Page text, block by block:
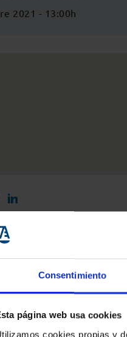
Consentimiento
página web usa cookies
cookies propias y
2021 - 13:00h